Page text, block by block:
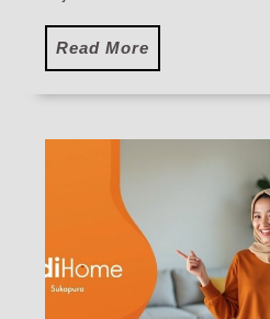
Read More
More